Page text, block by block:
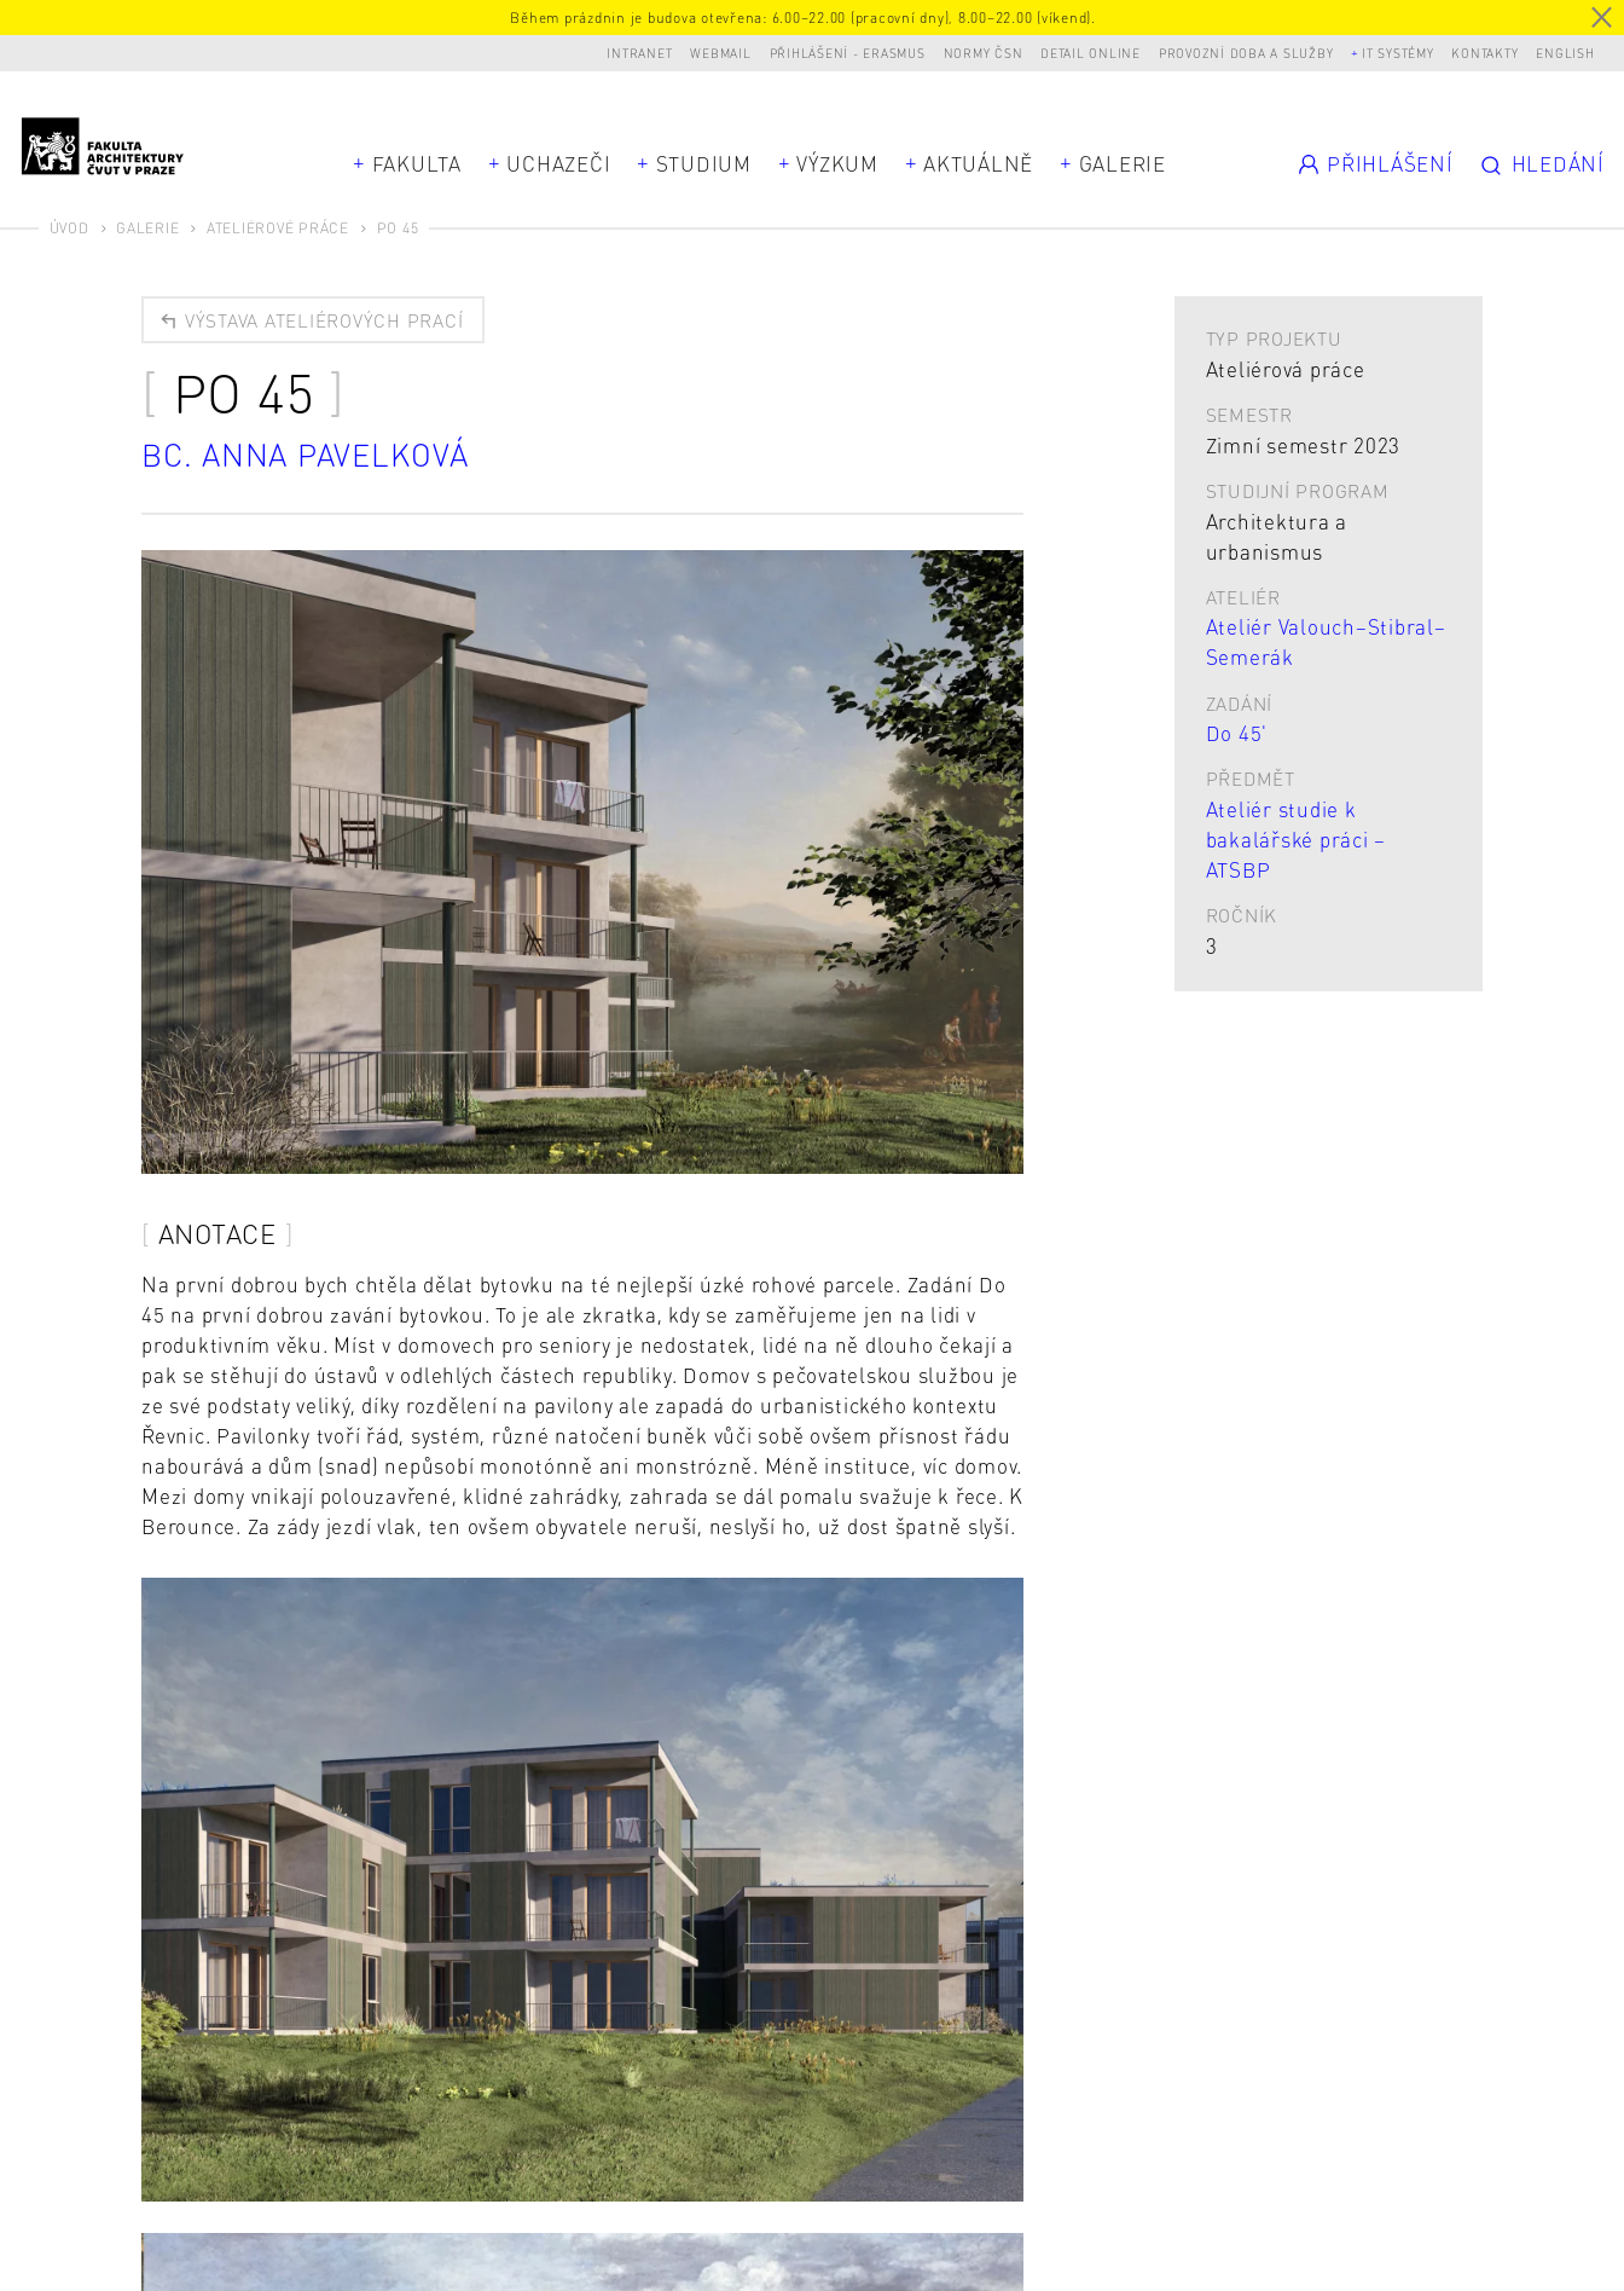
Během prázdnin je budova otevřena: 6.00–22.00 (pracovní dny), 8.00–22.00 (víkend).
INTRANET WEBMAIL PŘIHLÁŠENÍ - ERASMUS NORMY ČSN DETAIL ONLINE PROVOZNÍ DOBA A SLUŽBY IT SYSTÉMY KONTAKTY ENGLISH
FAKULTA UCHAZEČI STUDIUM VÝZKUM AKTUÁLNĚ GALERIE PŘIHLÁŠENÍ HLEDÁNÍ
ÚVOD GALERIE ATELIÉROVÉ PRÁCE PO 45
VÝSTAVA ATELIÉROVÝCH PRACÍ
PO 45
BC. ANNA PAVELKOVÁ
ANOTACE
Na první dobrou bych chtěla dělat bytovku na té nejlepší úzké rohové parcele. Zadání Do
45 na první dobrou zavání bytovkou. To je ale zkratka, kdy se zaměřujeme jen na lidi v
produktivním věku. Míst v domovech pro seniory je nedostatek, lidé na ně dlouho čekají a
pak se stěhují do ústavů v odlehlých částech republiky. Domov s pečovatelskou službou je
ze své podstaty veliký, díky rozdělení na pavilony ale zapadá do urbanistického kontextu
Řevnic. Pavilonky tvoří řád, systém, různé natočení buněk vůči sobě ovšem přísnost řádu
nabourává a dům (snad) nepůsobí monotónně ani monstrózně. Méně instituce, víc domov.
Mezi domy vnikají polouzavřené, klidné zahrádky, zahrada se dál pomalu svažuje k řece. K
Berounce. Za zády jezdí vlak, ten ovšem obyvatele neruší, neslyší ho, už dost špatně slyší.
TYP PROJEKTU
Ateliérová práce
SEMESTR
Zimní semestr 2023
STUDIJNÍ PROGRAM
Architektura a
urbanismus
ATELIÉR
Ateliér Valouch–Stibral–
Semerák
ZADÁNÍ
Do 45'
PŘEDMĚT
Ateliér studie k
bakalářské práci –
ATSBP
ROČNÍK
3